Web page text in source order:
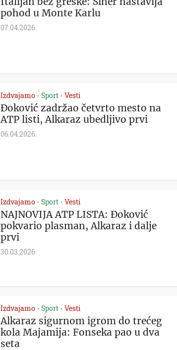
pohod u Monte Karlu
07.04.2026.
Izdvajamo • Sport • Vesti
Đoković zadržao četvrto mesto na
ATP listi, Alkaraz ubedljivo prvi
06.04.2026.
Izdvajamo • Sport • Vesti
NAJNOVIJA ATP LISTA: Đoković
pokvario plasman, Alkaraz i dalje
prvi
30.03.2026.
Izdvajamo • Sport • Vesti
Alkaraz sigurnom igrom do trećeg
kola Majamija: Fonseka pao u dva
seta